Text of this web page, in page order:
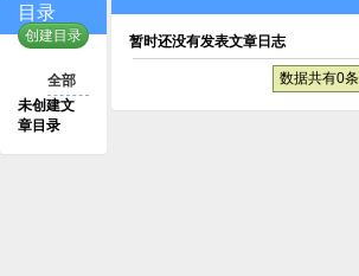
目录
创建目录
全部
未创建文
章目录
暂时还没有发表文章日志
数据共有0条